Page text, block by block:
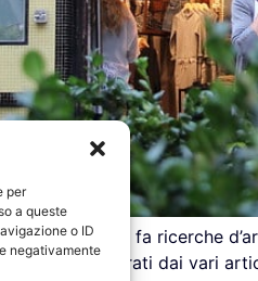
per
a queste
o ID
negativamente
che da anni fa ricerche
con i fatti narrati dai vari